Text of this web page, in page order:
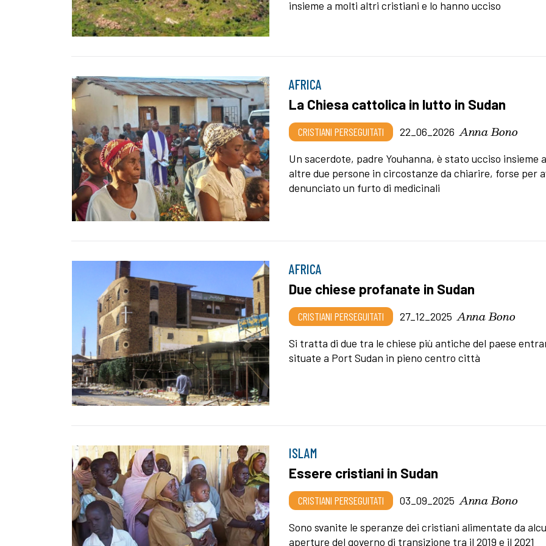
insieme a molti altri cristiani e lo hanno ucciso
AFRICA
La Chiesa cattolica in lutto in Sudan
CRISTIANI PERSEGUITATI 22_06_2026 Anna Bono
Un sacerdote, padre Youhanna, è stato ucciso insieme
altre due persone in circostanze da chiarire, forse per
denunciato un furto di medicinali
AFRICA
Due chiese profanate in Sudan
CRISTIANI PERSEGUITATI 27_12_2025 Anna Bono
Si tratta di due tra le chiese più antiche del paese
situate a Port Sudan in pieno centro città
ISLAM
Essere cristiani in Sudan
CRISTIANI PERSEGUITATI 03_09_2025 Anna Bono
Sono svanite le speranze dei cristiani alimentate da
aperture del governo di transizione tra il 2019 e il 2021